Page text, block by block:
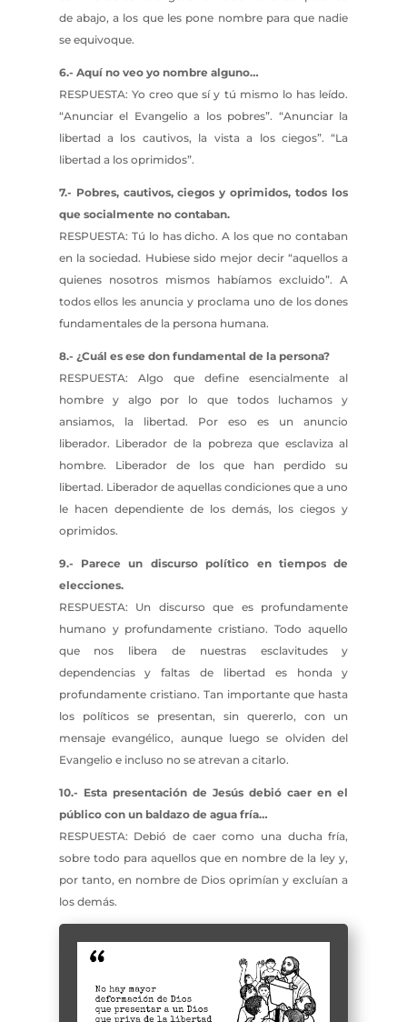
de abajo, a los que les pone nombre para que nadie
se equivoque.
6.- Aquí no veo yo nombre alguno…
RESPUESTA: Yo creo que sí y tú mismo lo has leído.
“Anunciar el Evangelio a los pobres”. “Anunciar la
libertad a los cautivos, la vista a los ciegos”. “La
libertad a los oprimidos”.
7.- Pobres, cautivos, ciegos y oprimidos, todos los
que socialmente no contaban.
RESPUESTA: Tú lo has dicho. A los que no contaban
en la sociedad. Hubiese sido mejor decir “aquellos a
quienes nosotros mismos habíamos excluido”. A
todos ellos les anuncia y proclama uno de los dones
fundamentales de la persona humana.
8.- ¿Cuál es ese don fundamental de la persona?
RESPUESTA: Algo que define esencialmente al
hombre y algo por lo que todos luchamos y
ansiamos, la libertad. Por eso es un anuncio
liberador. Liberador de la pobreza que esclaviza al
hombre. Liberador de los que han perdido su
libertad. Liberador de aquellas condiciones que a uno
le hacen dependiente de los demás, los ciegos y
oprimidos.
9.- Parece un discurso político en tiempos de
elecciones.
RESPUESTA: Un discurso que es profundamente
humano y profundamente cristiano. Todo aquello
que nos libera de nuestras esclavitudes y
dependencias y faltas de libertad es honda y
profundamente cristiano. Tan importante que hasta
los políticos se presentan, sin quererlo, con un
mensaje evangélico, aunque luego se olviden del
Evangelio e incluso no se atrevan a citarlo.
10.- Esta presentación de Jesús debió caer en el
público con un baldazo de agua fría…
RESPUESTA: Debió de caer como una ducha fría,
sobre todo para aquellos que en nombre de la ley y,
por tanto, en nombre de Dios oprimían y excluían a
los demás.